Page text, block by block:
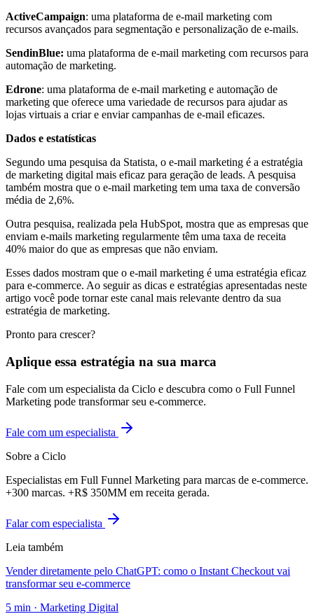
ActiveCampaign: uma plataforma de e-mail marketing com
recursos avançados para segmentação e personalização de e-mails.
SendinBlue: uma plataforma de e-mail marketing com recursos para
automação de marketing.
Edrone: uma plataforma de e-mail marketing e automação de
marketing que oferece uma variedade de recursos para ajudar as
lojas virtuais a criar e enviar campanhas de e-mail eficazes.
Dados e estatísticas
Segundo uma pesquisa da Statista, o e-mail marketing é a estratégia
de marketing digital mais eficaz para geração de leads. A pesquisa
também mostra que o e-mail marketing tem uma taxa de conversão
média de 2,6%.
Outra pesquisa, realizada pela HubSpot, mostra que as empresas que
enviam e-mails marketing regularmente têm uma taxa de receita
40% maior do que as empresas que não enviam.
Esses dados mostram que o e-mail marketing é uma estratégia eficaz
para e-commerce. Ao seguir as dicas e estratégias apresentadas neste
artigo você pode tornar este canal mais relevante dentro da sua
estratégia de marketing.
Pronto para crescer?
Aplique essa estratégia na sua marca
Fale com um especialista da Ciclo e descubra como o Full Funnel
Marketing pode transformar seu e-commerce.
Fale com um especialista
Sobre a Ciclo
Especialistas em Full Funnel Marketing para marcas de e-commerce.
+300 marcas. +R$ 350MM em receita gerada.
Falar com especialista
Leia também
Vender diretamente pelo ChatGPT: como o Instant Checkout vai
transformar seu e-commerce
5 min · Marketing Digital